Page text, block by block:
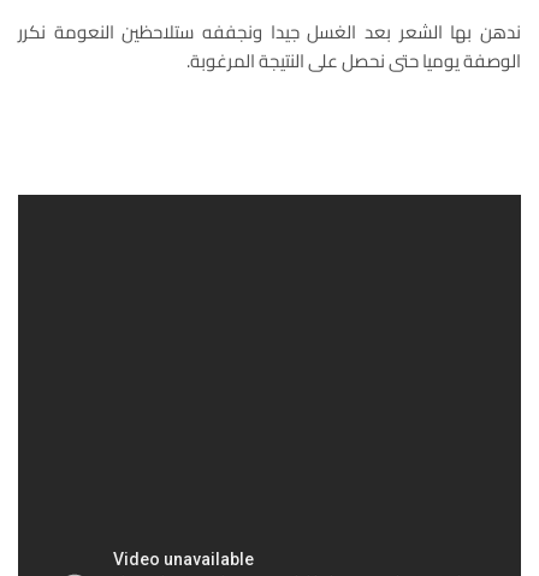
ندهن بها الشعر بعد الغسل جيدا ونجففه ستلاحظين النعومة نكرر
الوصفة يوميا حتى نحصل على النتيجة المرغوبة.